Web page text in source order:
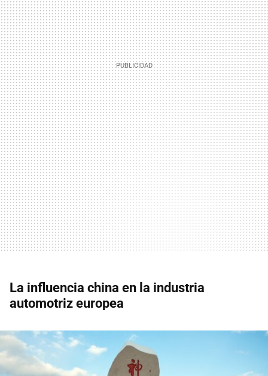
La influencia china en la industria
automotriz europea